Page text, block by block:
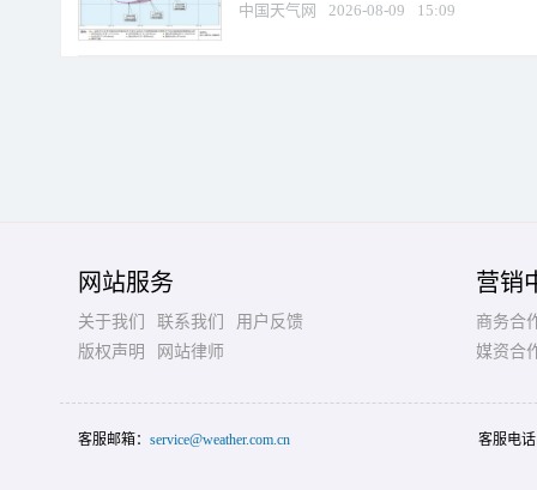
中国天气网 2026-08-09 15:09
网站服务
关于我们 联系我们
用户反馈
版权声明
网站律师
营销
商务合
媒资合
客服邮箱： service@weather.com.cn 客服电